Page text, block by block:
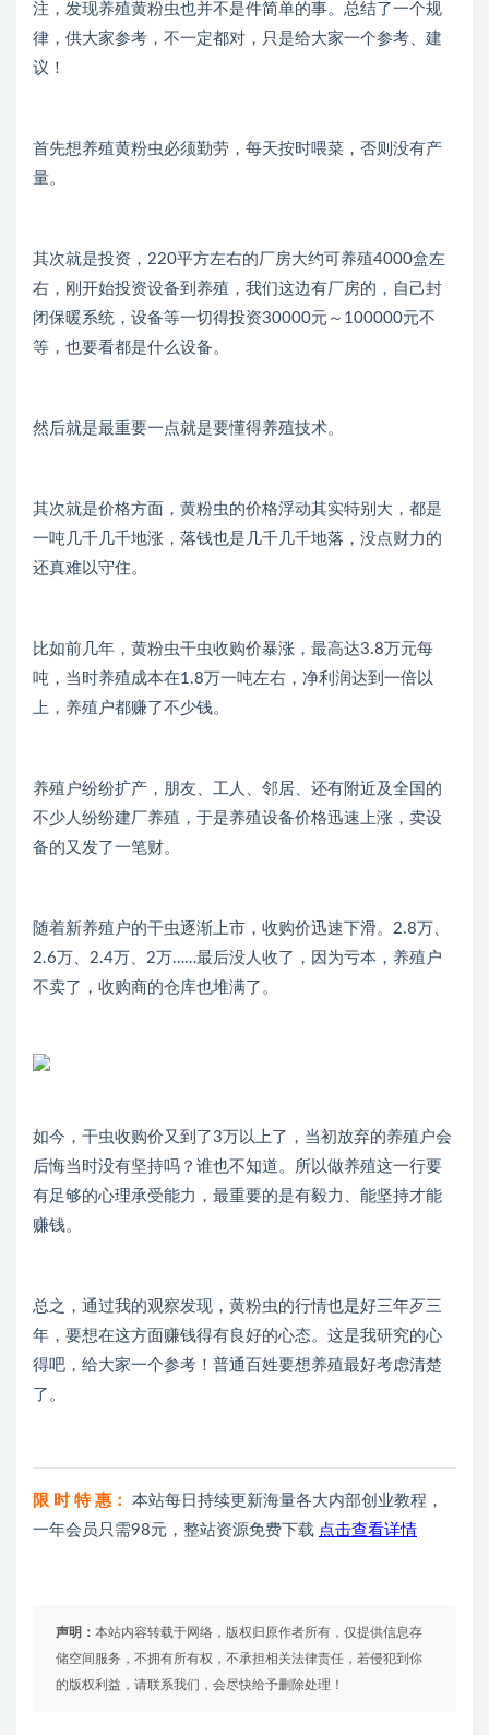
注，发现养殖黄粉虫也并不是件简单的事。总结了一个规
律，供大家参考，不一定都对，只是给大家一个参考、建
议！
首先想养殖黄粉虫必须勤劳，每天按时喂菜，否则没有产
量。
其次就是投资，220平方左右的厂房大约可养殖4000盒左
右，刚开始投资设备到养殖，我们这边有厂房的，自己封
闭保暖系统，设备等一切得投资30000元～100000元不
等，也要看都是什么设备。
然后就是最重要一点就是要懂得养殖技术。
其次就是价格方面，黄粉虫的价格浮动其实特别大，都是
一吨几千几千地涨，落钱也是几千几千地落，没点财力的
还真难以守住。
比如前几年，黄粉虫干虫收购价暴涨，最高达3.8万元每
吨，当时养殖成本在1.8万一吨左右，净利润达到一倍以
上，养殖户都赚了不少钱。
养殖户纷纷扩产，朋友、工人、邻居、还有附近及全国的
不少人纷纷建厂养殖，于是养殖设备价格迅速上涨，卖设
备的又发了一笔财。
随着新养殖户的干虫逐渐上市，收购价迅速下滑。2.8万、
2.6万、2.4万、2万……最后没人收了，因为亏本，养殖户
不卖了，收购商的仓库也堆满了。
如今，干虫收购价又到了3万以上了，当初放弃的养殖户会
后悔当时没有坚持吗？谁也不知道。所以做养殖这一行要
有足够的心理承受能力，最重要的是有毅力、能坚持才能
赚钱。
总之，通过我的观察发现，黄粉虫的行情也是好三年歹三
年，要想在这方面赚钱得有良好的心态。这是我研究的心
得吧，给大家一个参考！普通百姓要想养殖最好考虑清楚
了。
限 时 特 惠：
本站每日持续更新海量各大内部创业教程，
一年会员只需98元，整站资源免费下载 点击查看详情
声明： 本站内容转载于网络，版权归原作者所有，仅提供信息存
储空间服务，不拥有所有权，不承担相关法律责任，若侵犯到你
的版权利益，请联系我们，会尽快给予删除处理！